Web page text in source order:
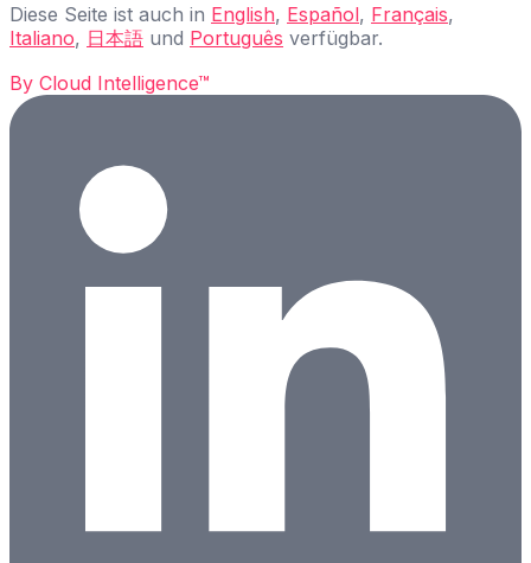
Diese Seite ist auch in English, Español, Français,
Italiano, 日本語 und Português verfügbar.
By Cloud Intelligence™